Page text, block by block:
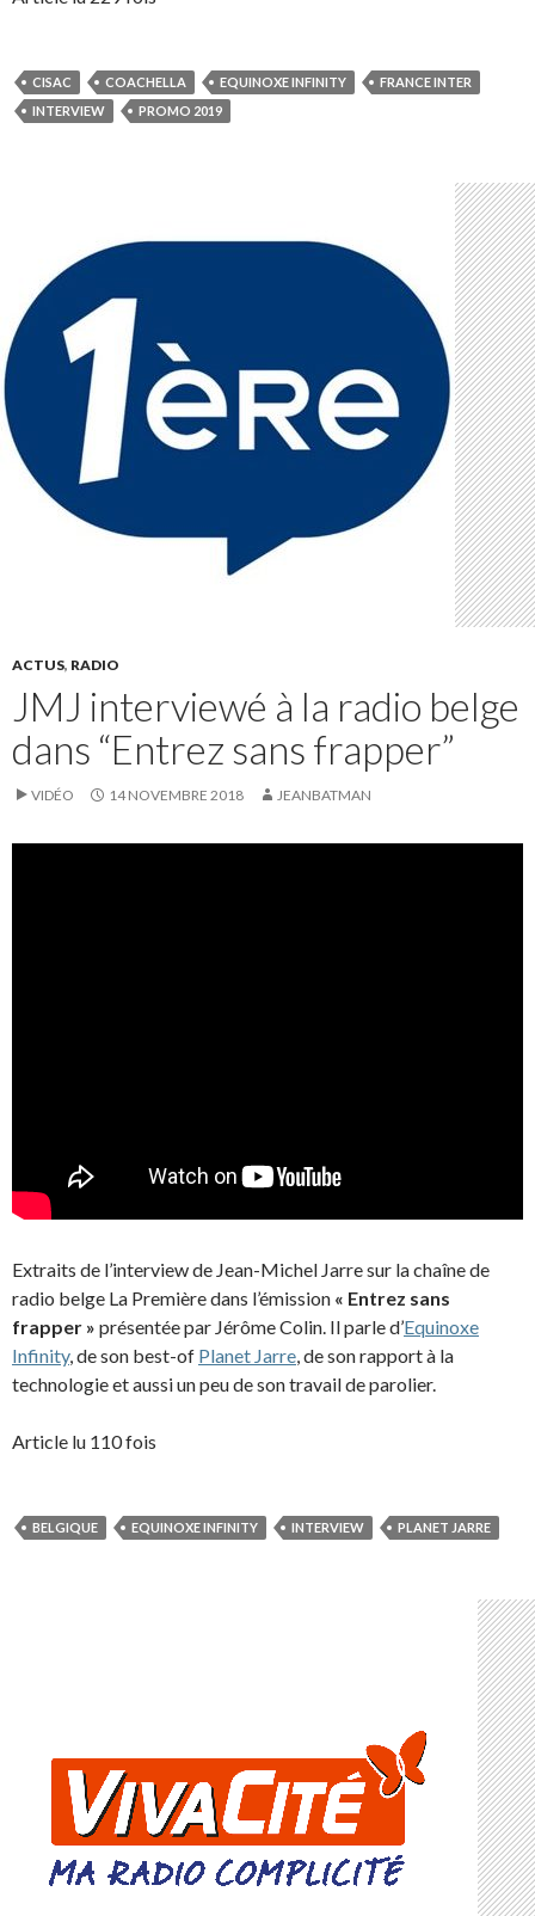
CISAC COACHELLA EQUINOXE INFINITY
FRANCE INTER
INTERVIEW
PROMO 2019
ACTUS, RADIO
JMJ interviewé à la radio belge
dans “Entrez sans frapper”
VIDÉO 14 NOVEMBRE 2018 JEANBATMAN
Extraits de l’interview de Jean-Michel Jarre sur la chaîne de
radio belge La Première dans l’émission « Entrez sans
frapper » présentée par Jérôme Colin. Il parle d’Equinoxe
Infinity, de son best-of Planet Jarre, de son rapport à la
technologie et aussi un peu de son travail de parolier.
Article lu 110 fois
BELGIQUE EQUINOXE INFINITY INTERVIEW PLANET JARRE